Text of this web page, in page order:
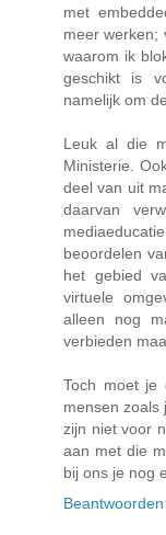
met
meer werken;
waarom ik
geschikt is
namelijk om
Leuk al die
Ministerie.
deel van uit
daarvan
beoordelen
het gebied
virtuele
alleen nog
verbieden
Toch moet je
mensen zoals
zijn niet voor
aan met die
bij ons je nog
Beantwoorden